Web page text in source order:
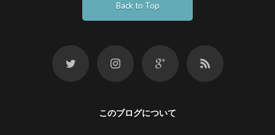
Back to Top
このブログについて